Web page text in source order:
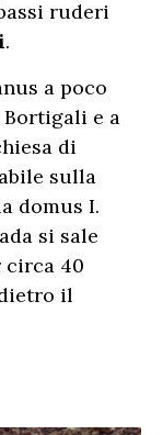
ruderi
.
a poco
e a
di
sulla
domus I.
si sale
40
il